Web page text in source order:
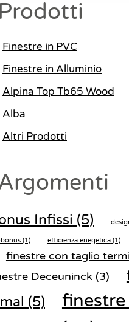
Prodotti
Finestre in PVC
Finestre in Alluminio
Alpina Top Tb65 Wood
Alba
Altri Prodotti
Infissi (5)
(1) efficienza enegetica(1)
finestre con taglio
Deceuninck(3)
(5)
finestre